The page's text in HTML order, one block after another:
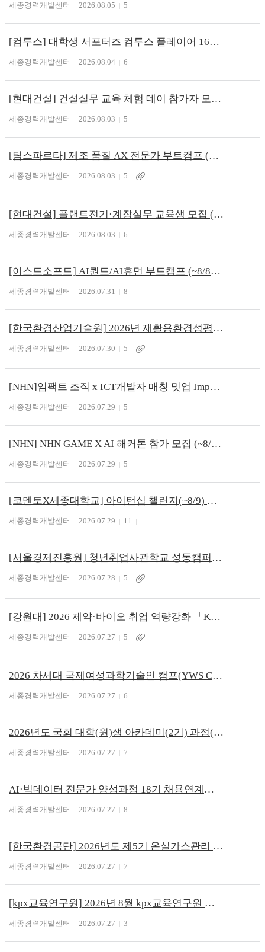
세종경력개발센터 2026.08.05 5
[컴투스] 대학생 서포터즈 컴투스 플레이어 16기 모집 (~8/18)
세종경력개발센터 2026.08.04 6
[현대건설] 건설실무 교육 체험 데이 참가자 모집 (~8/26)
세종경력개발센터 2026.08.03 5
[팀스파르타] 제조 품질 AX 전문가 부트캠프 (~8/12)
세종경력개발센터 2026.08.03 5
[현대건설] 플랜트전기·계장실무 교육생 모집 (~8/29)
세종경력개발센터 2026.08.03 6
[이스트소프트] AI퀀트/AI휴먼 부트캠프 (~8/8)
세종경력개발센터 2026.07.31 8
[한국환경산업기술원] 2026년 재활용환경성평가 전문인력 양성 교육과정 안내
세종경력개발센터 2026.07.30 5
[NHN]임팩트 조직 x ICT개발자 매칭 밋업 Impact meets Tech
세종경력개발센터 2026.07.29 5
[NHN] NHN GAME X AI 해커톤 참가 모집 (~8/10)
세종경력개발센터 2026.07.29 5
[코멘토X세종대학교] 아이턴십 챌린지(~8/9)
세종경력개발센터 2026.07.29 11
[서울경제진흥원] 청년취업사관학교 성동캠퍼스 AI 핵심 4기 교육생 모집
세종경력개발센터 2026.07.28 5
[강원대] 2026 제약·바이오 취업 역량강화 「K-바이오 리더양성」 참여자 모집
세종경력개발센터 2026.07.27 5
2026 차세대 국제여성과학기술인 캠프(YWS Camp)
세종경력개발센터 2026.07.27 6
2026년도 국회 대학(원)생 아카데미(2기) 과정(~7/31)
세종경력개발센터 2026.07.27 7
AI·빅데이터 전문가 양성과정 18기 채용연계형 부트캠프
세종경력개발센터 2026.07.27 8
[한국환경공단] 2026년도 제5기 온실가스관리 전문인력 양성과정 교육생 모집
세종경력개발센터 2026.07.27 7
[kpx교육연구원] 2026년 8월 kpx교육연구원 전력산업 인력양성교육 수강신청
세종경력개발센터 2026.07.27 3